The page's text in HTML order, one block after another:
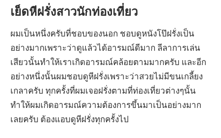
เย็ดหีฝรั่งสาวนักท่องเที่ยว
ผมเป็นหนึ่งครับที่ชอบของนอก ชอบดูหนังโป๊ฝรั่งเป็น
อย่างมากเพราะว่าดูแล้วได้อารมณ์ดีมาก ลีลาการเล่น
เสียวนั้นทำให้เราเกิดอารมณ์คล้อยตามมากครับ และอีก
อย่างหนึ่งนั้นผมชอบดูหีฝรั่งเพราะว่าสวยไม่มีขนเกลี้ยง
เกลาครับ ทุกครั้งที่ผมเจอฝรั่งตามที่ท่องเที่ยวต่างๆนั้น
ทำให้ผมเกิดอารมณ์ความต้องการขึ้นมาเป็นอย่างมาก
เลยครับ ต้องแอบดูหีฝรั่งทุกครั้งไป